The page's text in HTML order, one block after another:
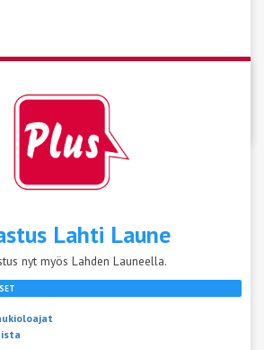
Lahti Laune
nyt myös Lahden Launeella.